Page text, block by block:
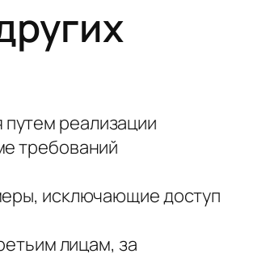
реализации
требований
исключающие доступ
лицам, за